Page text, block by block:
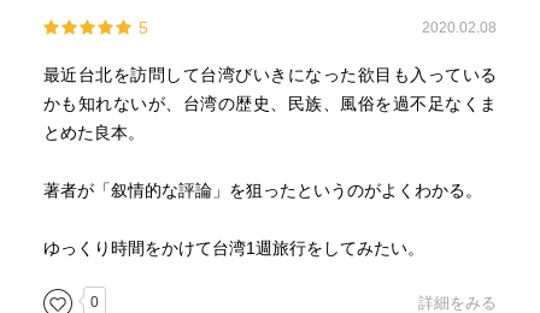
5 2020.02.08
最近台北を訪問して台湾びいきになった欲目も入っている
かも知れないが、台湾の歴史、民族、風俗を過不足なくま
とめた良本。
著者が「叙情的な評論」を狙ったというのがよくわかる。
ゆっくり時間をかけて台湾1週旅行をしてみたい。
0 詳細をみる